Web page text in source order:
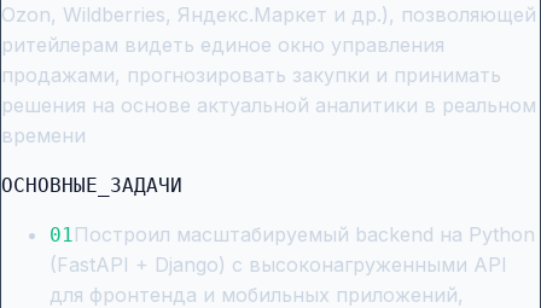
Ozon, Wildberries, Яндекс.Маркет и др.), позволяющей
ритейлерам видеть единое окно управления
продажами, прогнозировать закупки и принимать
решения на основе актуальной аналитики в реальном
времени
ОСНОВНЫЕ_ЗАДАЧИ
01Построил масштабируемый backend на Python
(FastAPI + Django) с высоконагруженными API
для фронтенда и мобильных приложений,